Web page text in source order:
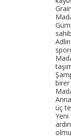
üç
Yeni